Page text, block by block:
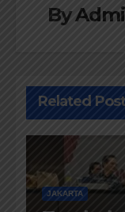
By
Related Post
JAKARTA